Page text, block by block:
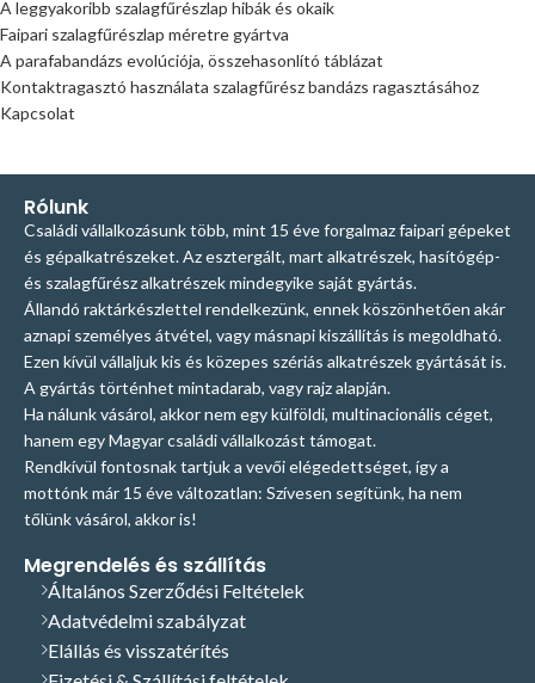
A leggyakoribb szalagfűrészlap hibák és okaik
Faipari szalagfűrészlap méretre gyártva
A parafabandázs evolúciója, összehasonlító táblázat
Kontaktragasztó használata szalagfűrész bandázs ragasztásához
Kapcsolat
Rólunk
Családi vállalkozásunk több, mint 15 éve forgalmaz faipari gépeket
és gépalkatrészeket. Az esztergált, mart alkatrészek, hasítógép-
és szalagfűrész alkatrészek mindegyike saját gyártás.
Állandó raktárkészlettel rendelkezünk, ennek köszönhetően akár
aznapi személyes átvétel, vagy másnapi kiszállítás is megoldható.
Ezen kívül vállaljuk kis és közepes szériás alkatrészek gyártását is.
A gyártás történhet mintadarab, vagy rajz alapján.
Ha nálunk vásárol, akkor nem egy külföldi, multinacionális céget,
hanem egy Magyar családi vállalkozást támogat.
Rendkívül fontosnak tartjuk a vevői elégedettséget, így a
mottónk már 15 éve változatlan: Szívesen segítünk, ha nem
tőlünk vásárol, akkor is!
Megrendelés és szállítás
Általános Szerződési Feltételek
Adatvédelmi szabályzat
Elállás és visszatérítés